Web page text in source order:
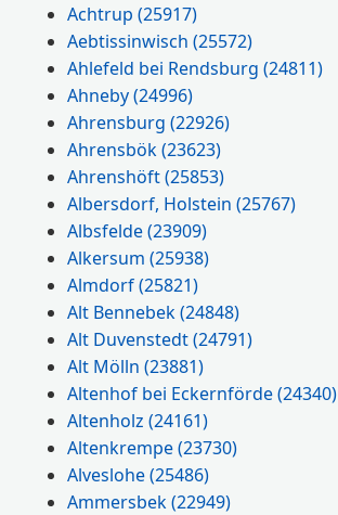
Achtrup(25917)
Aebtissinwisch(25572)
Ahlefeld bei Rendsburg(24811)
Ahneby(24996)
Ahrensburg(22926)
Ahrensbök(23623)
Ahrenshöft(25853)
Albersdorf, Holstein(25767)
Albsfelde(23909)
Alkersum(25938)
Almdorf(25821)
Alt Bennebek(24848)
Alt Duvenstedt(24791)
Alt Mölln(23881)
Altenhof bei Eckernförde(24340)
Altenholz(24161)
Altenkrempe(23730)
Alveslohe(25486)
Ammersbek(22949)